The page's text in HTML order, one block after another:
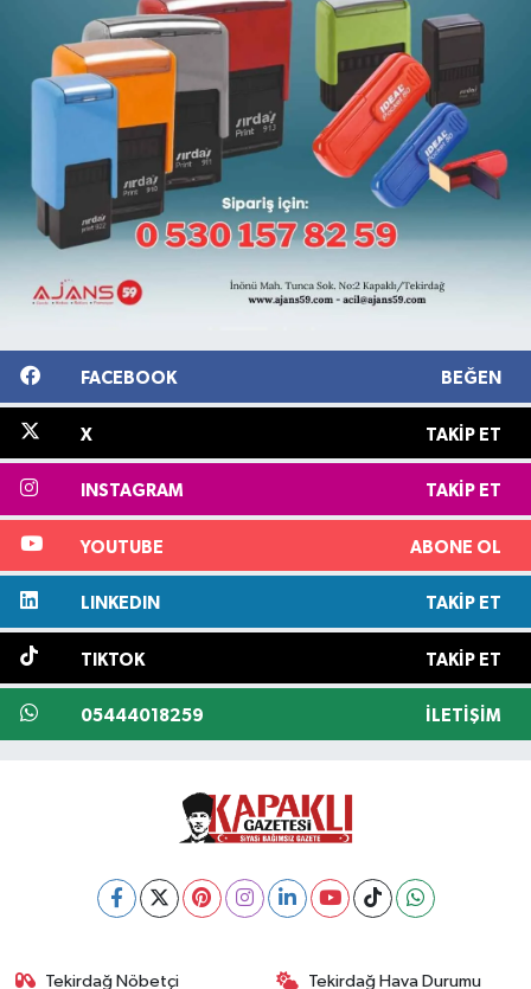
FACEBOOK BEĞEN
X TAKIP ET
INSTAGRAM TAKIP ET
YOUTUBE ABONE OL
LINKEDIN TAKIP ET
TIKTOK TAKIP ET
05444018259 İLETIŞIM
Tekirdağ Nöbetçi Tekirdağ Hava Durumu